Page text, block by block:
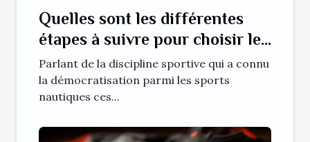
Quelles sont les différentes
étapes à suivre pour choisir le
SUP (paddle) gonflable ?
Parlant de la discipline sportive qui a connu
la démocratisation parmi les sports
nautiques ces...